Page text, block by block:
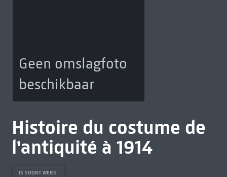
Geen omslagfoto
beschikbaar
Histoire du costume de
l'antiquité à 1914
IS SOORT WERK